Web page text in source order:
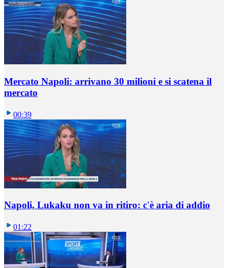
Mercato Napoli: arrivano 30 milioni e si scatena il
mercato
00:39
Napoli, Lukaku non va in ritiro: c'è aria di addio
01:22